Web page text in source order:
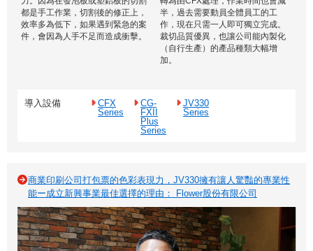
都是手工作業，切割後的修正上，
效率多為低下，如果遇到緊急的案
件，會因為人手不足而造成衝擊。
半，過去需要動員全體員工的工
作，現在只需一人即可獨立完成。
裁切品質優異，也讓公司能內製化
（自行生產）的產品種類大幅增
加。
導入設備
CFX
Series
CG-
FXII
Plus
Series
JV330
Series
商業印刷公司打包票的色彩表現力，JV330擁有讓人驚豔的專業性
能ー成立新興事業最佳選擇的理由： Flower股份有限公司